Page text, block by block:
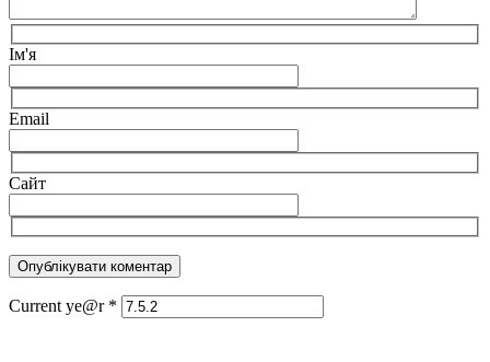
Ім'я
Email
Сайт
Current ye@r *